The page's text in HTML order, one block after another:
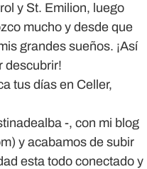
y St. Emilion, luego
mucho y desde que
grandes sueños. ¡Así
descubrir!
tus días en Celler,
-, con mi blog
y acabamos de subir
esta todo conectado y